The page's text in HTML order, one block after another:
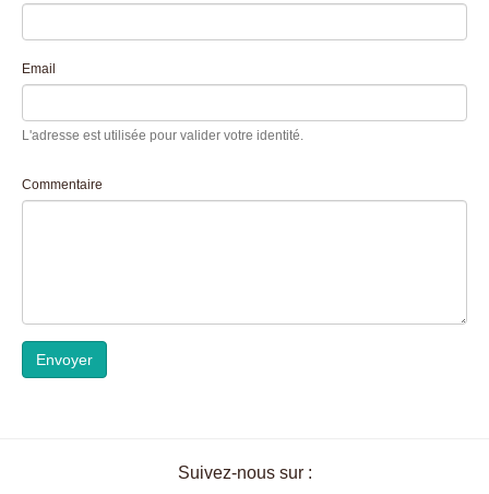
Email
L'adresse est utilisée pour valider votre identité.
Commentaire
Envoyer
Suivez-nous sur :